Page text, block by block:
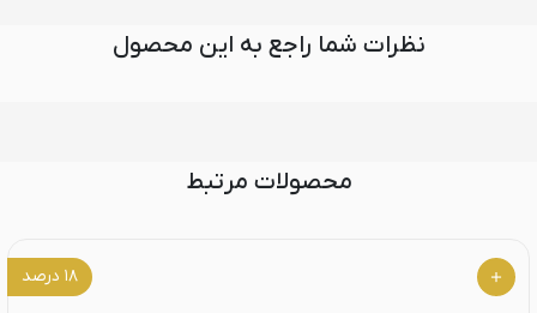
نظرات شما راجع به این محصول
محصولات مرتبط
۱۸درصد